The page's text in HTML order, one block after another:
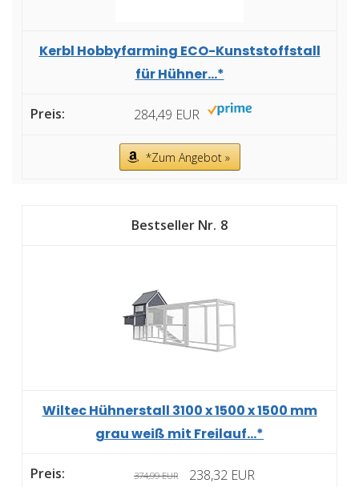
Kerbl Hobbyfarming ECO-Kunststoffstall
für Hühner...*
284,49 EUR
*Zum Angebot »
8
Wiltec Hühnerstall 3100 x 1500 x 1500 mm
grau weiß mit Freilauf...*
374,99 EUR 238,32 EUR